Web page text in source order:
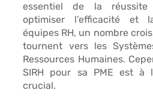
essentiel de la réussite
optimiser l’efficacité et
équipes RH, un nombre
tournent vers les
Ressources Humaines.
SIRH pour sa PME est à
crucial.